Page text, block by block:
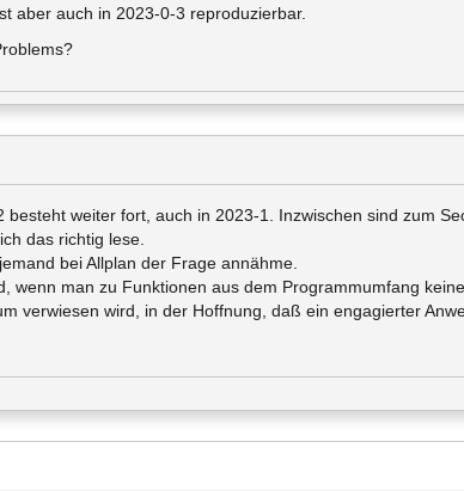
aber auch in 2023-0-3 reproduzierbar.
weiter fort, auch in 2023-1. Inzwischen sind zum
das richtig lese.
bei Allplan der Frage annähme.
wenn man zu Funktionen aus dem Programmumfang
verwiesen wird, in der Hoffnung, daß ein engagierter